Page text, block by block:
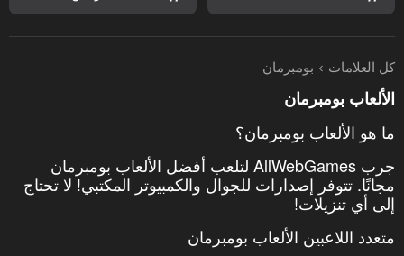
كل العلامات بومبرمان
الألعاب بومبرمان
ما هو الألعاب بومبرمان؟
جرب AllWebGames لتلعب أفضل الألعاب بومبرمان
مجانًا. تتوفر إصدارات للجوال والكمبيوتر المكتبي! لا تحتاج
إلى أي تنزيلات!
متعدد اللاعبين الألعاب بومبرمان